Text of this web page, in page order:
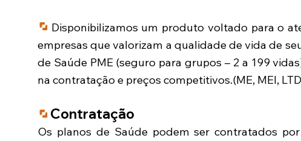
Disponibilizamos um produto voltado para o
empresas que valorizam a qualidade de vida de
de Saúde PME (seguro para grupos – 2 a 199
na contratação e preços competitivos.(ME, MEI,
Contratação
Os planos de Saúde podem ser contratados